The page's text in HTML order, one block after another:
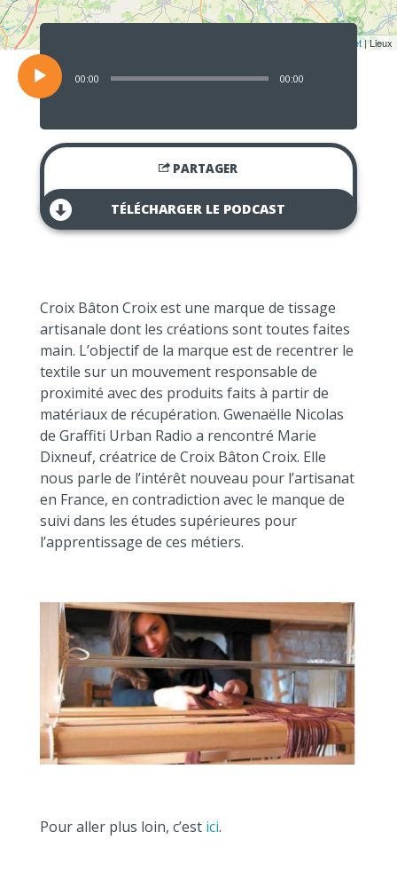
Leaflet| Lieux
Lecteur
audio
00:00 00:00
PARTAGER
TÉLÉCHARGER LE PODCAST
Croix Bâton Croix est une marque de tissage
artisanale dont les créations sont toutes faites
main. L’objectif de la marque est de recentrer le
textile sur un mouvement responsable de
proximité avec des produits faits à partir de
matériaux de récupération. Gwenaëlle Nicolas
de Graffiti Urban Radio a rencontré Marie
Dixneuf, créatrice de Croix Bâton Croix. Elle
nous parle de l’intérêt nouveau pour l’artisanat
en France, en contradiction avec le manque de
suivi dans les études supérieures pour
l’apprentissage de ces métiers.
Pour aller plus loin, c’est ici.